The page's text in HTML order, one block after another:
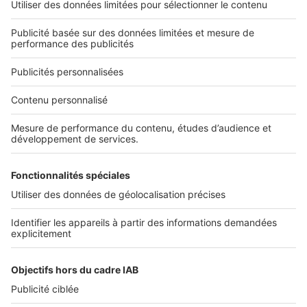
Qui sommes-nous ?
Nous contacter
Nous recrutons
NOS APPLICATIONS
Découvrez nos applications
Tous nos services pro
Accès client
Mes annonces sur SeLoger
À DÉCOUVRIR
Tout l'immobilier
Toutes les villes